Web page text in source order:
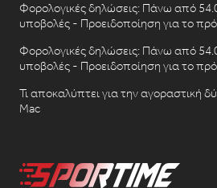
Φορολογικές δηλώσεις: Πάνω από
υποβολές - Προειδοποίηση για το
Φορολογικές δηλώσεις: Πάνω από
υποβολές - Προειδοποίηση για το
Τι αποκαλύπτει για την αγοραστική
Mac